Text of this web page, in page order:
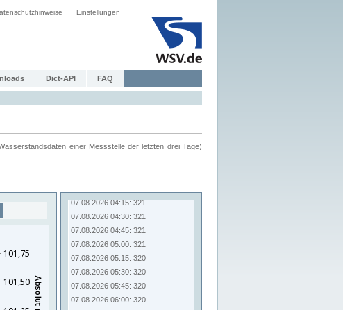
Einstellungen
Dict-API FAQ
einer Messstelle der letzten drei Tage)